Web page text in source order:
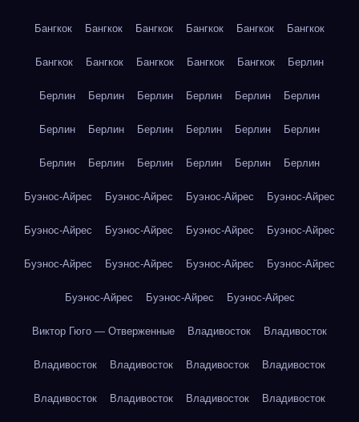
Бангкок Бангкок Бангкок Бангкок Бангкок Бангкок
Бангкок Бангкок Бангкок Бангкок Бангкок Берлин
Берлин Берлин Берлин Берлин Берлин Берлин
Берлин Берлин Берлин Берлин Берлин Берлин
Берлин Берлин Берлин Берлин Берлин Берлин
Буэнос-Айрес Буэнос-Айрес Буэнос-Айрес Буэнос-Айрес
Буэнос-Айрес Буэнос-Айрес Буэнос-Айрес Буэнос-Айрес
Буэнос-Айрес Буэнос-Айрес Буэнос-Айрес Буэнос-Айрес
Буэнос-Айрес Буэнос-Айрес Буэнос-Айрес
Виктор Гюго — Отверженные Владивосток Владивосток
Владивосток Владивосток Владивосток Владивосток
Владивосток Владивосток Владивосток Владивосток